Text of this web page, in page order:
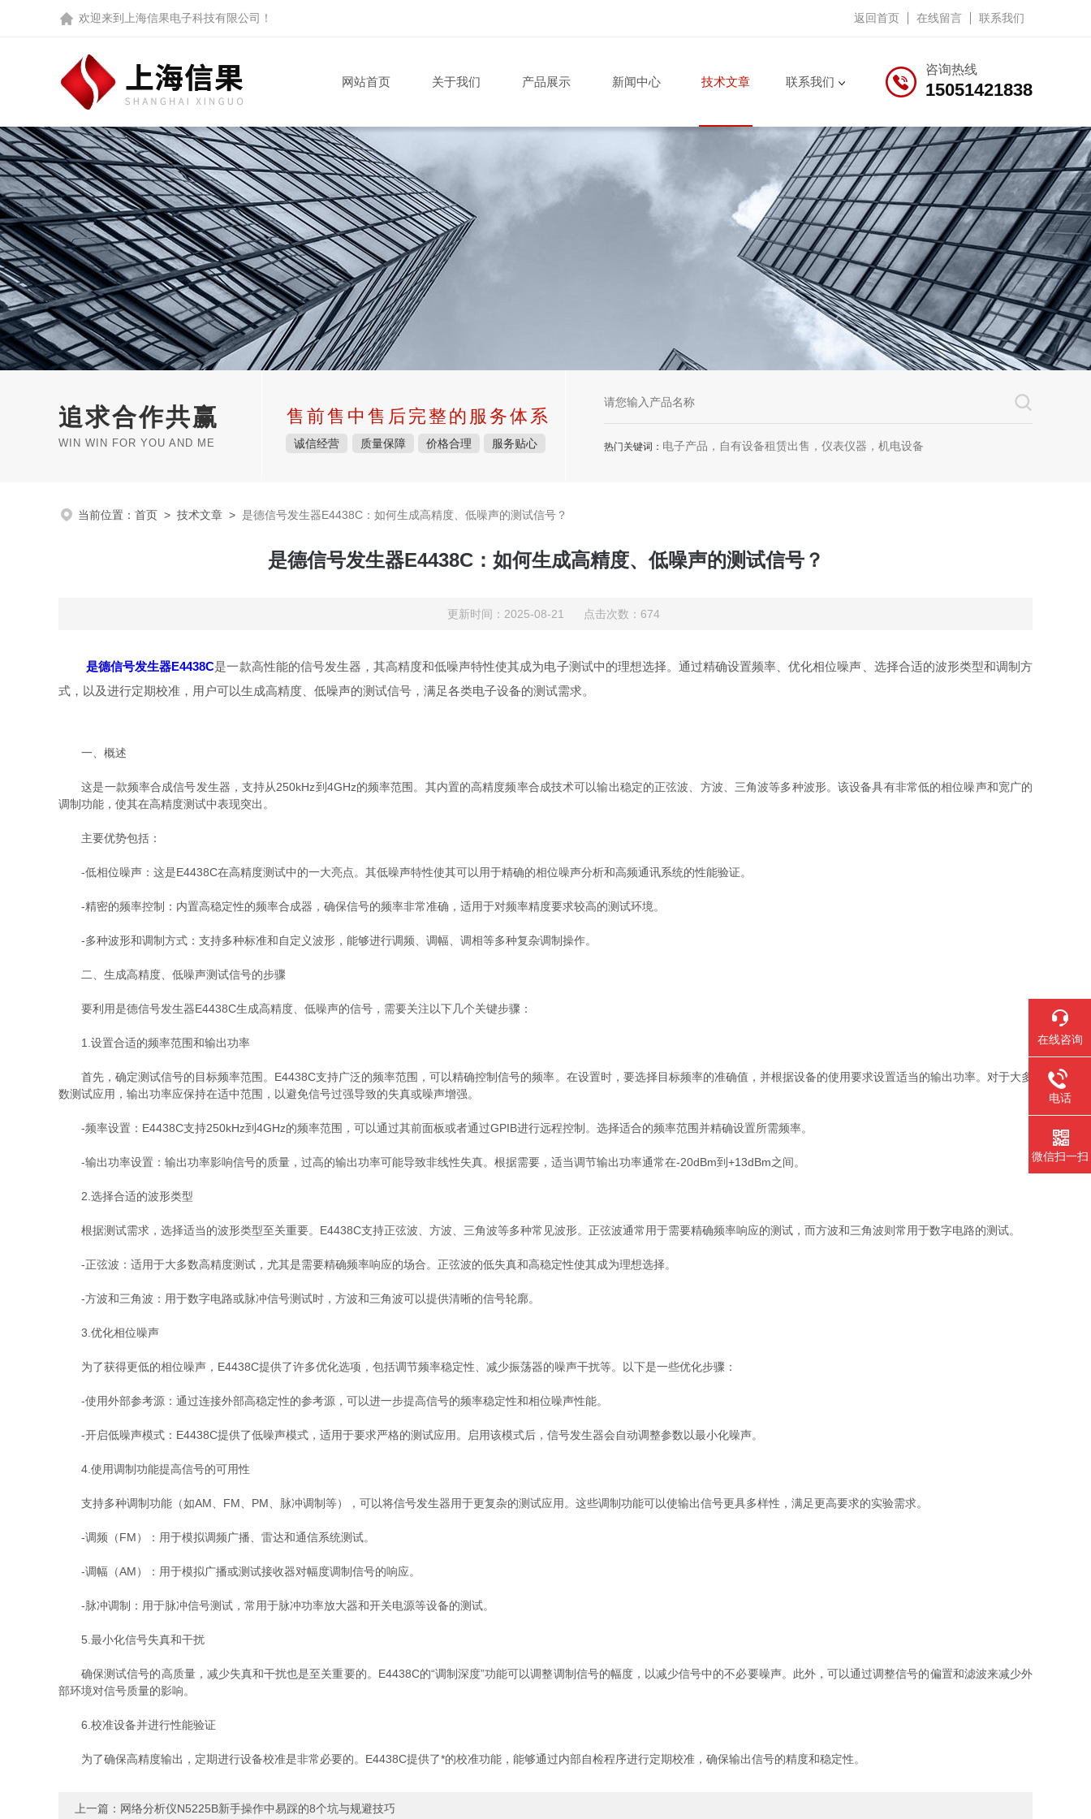
欢迎来到 上海信果电子科技有限公司 ！ 返回首页 在线留言 联系我们
咨询热线
15051421838
网站首页 关于我们 产品展示 新闻中心 技术文章 联系我们
追求合作共赢
WIN WIN FOR YOU AND ME
售前售中售后完整的服务体系
诚信经营 质量保障 价格合理 服务贴心 热门关键词： 电子产品，自有设备租赁出售，仪表仪器，机电设备
当前位置： 首页 > 技术文章 > 是德信号发生器E4438C：如何生成高精度、低噪声的测试信号？
是德信号发生器E4438C：如何生成高精度、低噪声的测试信号？
更新时间：2025-08-21 点击次数：674
是德信号发生器E4438C是一款高性能的信号发生器，其高精度和低噪声特性使其成为电子测试中的理想选择。通过精确设置频率、优化相位噪声、选择合适的波形类型和调制方
式，以及进行定期校准，用户可以生成高精度、低噪声的测试信号，满足各类电子设备的测试需求。
一、概述
这是一款频率合成信号发生器，支持从250kHz到4GHz的频率范围。其内置的高精度频率合成技术可以输出稳定的正弦波、方波、三角波等多种波形。该设备具有非常低的相位噪声和宽广的
调制功能，使其在高精度测试中表现突出。
主要优势包括：
-低相位噪声：这是E4438C在高精度测试中的一大亮点。其低噪声特性使其可以用于精确的相位噪声分析和高频通讯系统的性能验证。
-精密的频率控制：内置高稳定性的频率合成器，确保信号的频率非常准确，适用于对频率精度要求较高的测试环境。
-多种波形和调制方式：支持多种标准和自定义波形，能够进行调频、调幅、调相等多种复杂调制操作。
二、生成高精度、低噪声测试信号的步骤
要利用是德信号发生器E4438C生成高精度、低噪声的信号，需要关注以下几个关键步骤：
1.设置合适的频率范围和输出功率
首先，确定测试信号的目标频率范围。E4438C支持广泛的频率范围，可以精确控制信号的频率。在设置时，要选择目标频率的准确值，并根据设备的使用要求设置适当的输出功率。对于大多
数测试应用，输出功率应保持在适中范围，以避免信号过强导致的失真或噪声增强。
-频率设置：E4438C支持250kHz到4GHz的频率范围，可以通过其前面板或者通过GPIB进行远程控制。选择适合的频率范围并精确设置所需频率。
-输出功率设置：输出功率影响信号的质量，过高的输出功率可能导致非线性失真。根据需要，适当调节输出功率通常在-20dBm到+13dBm之间。
2.选择合适的波形类型
根据测试需求，选择适当的波形类型至关重要。E4438C支持正弦波、方波、三角波等多种常见波形。正弦波通常用于需要精确频率响应的测试，而方波和三角波则常用于数字电路的测试。
-正弦波：适用于大多数高精度测试，尤其是需要精确频率响应的场合。正弦波的低失真和高稳定性使其成为理想选择。
-方波和三角波：用于数字电路或脉冲信号测试时，方波和三角波可以提供清晰的信号轮廓。
3.优化相位噪声
为了获得更低的相位噪声，E4438C提供了许多优化选项，包括调节频率稳定性、减少振荡器的噪声干扰等。以下是一些优化步骤：
-使用外部参考源：通过连接外部高稳定性的参考源，可以进一步提高信号的频率稳定性和相位噪声性能。
-开启低噪声模式：E4438C提供了低噪声模式，适用于要求严格的测试应用。启用该模式后，信号发生器会自动调整参数以最小化噪声。
4.使用调制功能提高信号的可用性
支持多种调制功能（如AM、FM、PM、脉冲调制等），可以将信号发生器用于更复杂的测试应用。这些调制功能可以使输出信号更具多样性，满足更高要求的实验需求。
-调频（FM）：用于模拟调频广播、雷达和通信系统测试。
-调幅（AM）：用于模拟广播或测试接收器对幅度调制信号的响应。
-脉冲调制：用于脉冲信号测试，常用于脉冲功率放大器和开关电源等设备的测试。
5.最小化信号失真和干扰
确保测试信号的高质量，减少失真和干扰也是至关重要的。E4438C的“调制深度”功能可以调整调制信号的幅度，以减少信号中的不必要噪声。此外，可以通过调整信号的偏置和滤波来减少外
部环境对信号质量的影响。
6.校准设备并进行性能验证
为了确保高精度输出，定期进行设备校准是非常必要的。E4438C提供了*的校准功能，能够通过内部自检程序进行定期校准，确保输出信号的精度和稳定性。
上一篇： 网络分析仪N5225B新手操作中易踩的8个坑与规避技巧
在线咨询
电话
微信扫一扫